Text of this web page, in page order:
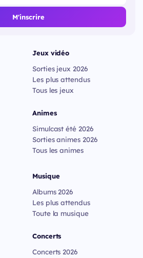
M'inscrire
Jeux vidéo
Sorties jeux 2026
Les plus attendus
Tous les jeux
Animes
Simulcast été 2026
Sorties animes 2026
Tous les animes
Musique
Albums 2026
Les plus attendus
Toute la musique
Concerts
Concerts 2026